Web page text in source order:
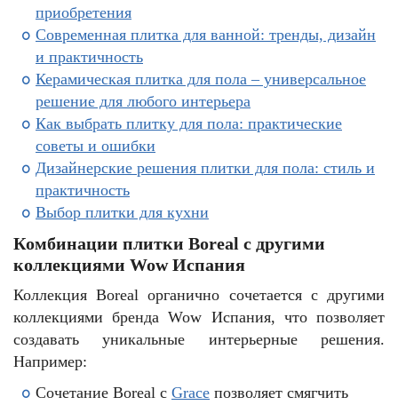
приобретения
Современная плитка для ванной: тренды, дизайн
и практичность
Керамическая плитка для пола – универсальное
решение для любого интерьера
Как выбрать плитку для пола: практические
советы и ошибки
Дизайнерские решения плитки для пола: стиль и
практичность
Выбор плитки для кухни
Комбинации плитки Boreal с другими
коллекциями Wow Испания
Коллекция Boreal органично сочетается с другими
коллекциями бренда Wow Испания, что позволяет
создавать уникальные интерьерные решения.
Например:
Сочетание Boreal с Grace позволяет смягчить